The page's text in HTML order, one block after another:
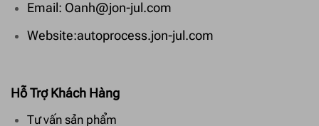
Email: Oanh@jon-jul.com
Website:autoprocess.jon-jul.com
Hỗ Trợ Khách Hàng
Tư vấn sản phẩm